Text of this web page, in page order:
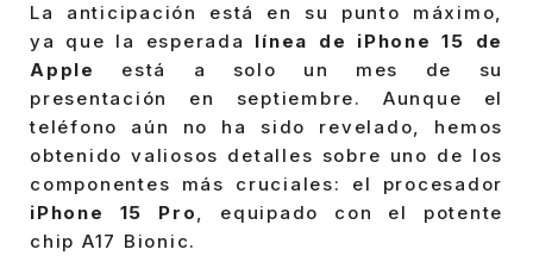
La anticipación está en su punto máximo,
ya que la esperada
línea de iPhone 15 de
Apple está a solo un mes de su
presentación en septiembre. Aunque el
teléfono aún no ha sido revelado, hemos
obtenido valiosos detalles sobre uno de los
componentes más cruciales: el procesador
iPhone 15 Pro, equipado con el potente
chip A17 Bionic.